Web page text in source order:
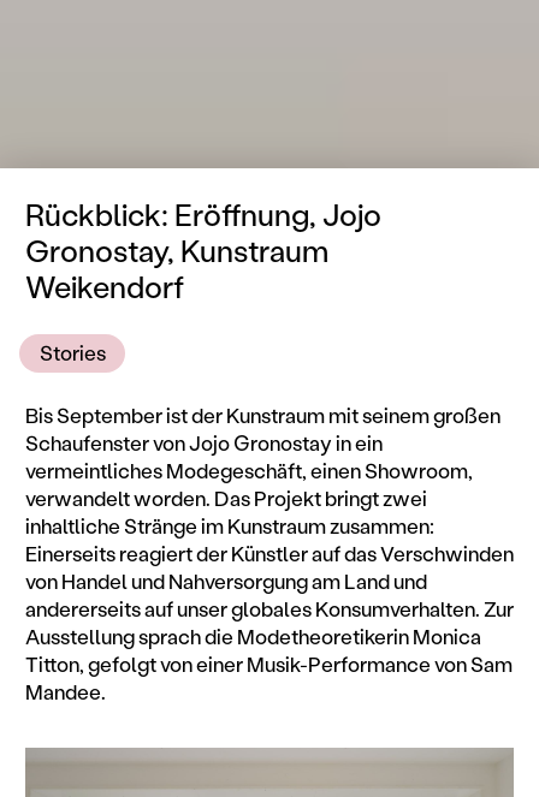
Rückblick: Eröffnung, Jojo
Gronostay, Kunstraum
Weikendorf
Stories
Bis September ist der Kunstraum mit seinem großen
Schaufenster von Jojo Gronostay in ein
vermeintliches Modegeschäft, einen Showroom,
verwandelt worden. Das Projekt bringt zwei
inhaltliche Stränge im Kunstraum zusammen:
Einerseits reagiert der Künstler auf das Verschwinden
von Handel und Nahversorgung am Land und
andererseits auf unser globales Konsumverhalten. Zur
Ausstellung sprach die Modetheoretikerin Monica
Titton, gefolgt von einer Musik-Performance von Sam
Mandee.